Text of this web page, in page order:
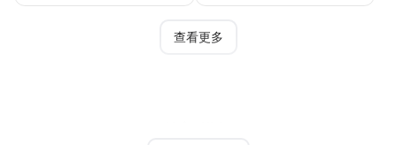
查看更多